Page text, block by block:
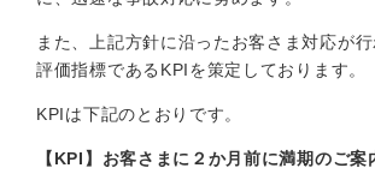
また、上記方針に沿ったお客さま対応が
評価指標であるKPIを策定しております。
KPIは下記のとおりです。
【KPI】お客さまに２か月前に満期のご案